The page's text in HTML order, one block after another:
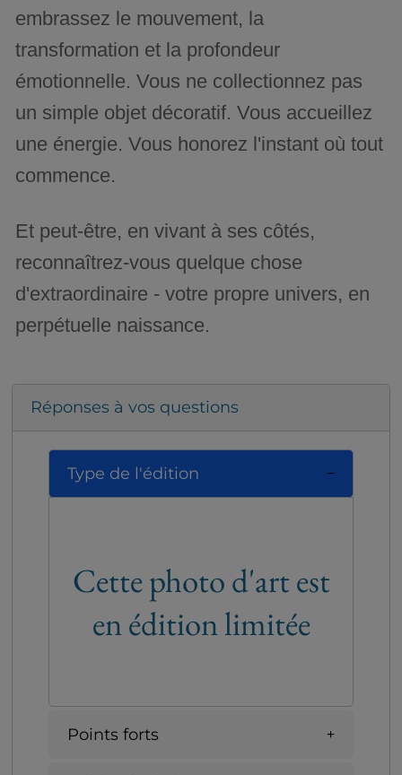
embrassez le mouvement, la
transformation et la profondeur
émotionnelle. Vous ne collectionnez pas
un simple objet décoratif. Vous accueillez
une énergie. Vous honorez l'instant où tout
commence.
Et peut-être, en vivant à ses côtés,
reconnaîtrez-vous quelque chose
d'extraordinaire - votre propre univers, en
perpétuelle naissance.
Réponses à vos questions
Type de l'édition
Cette photo d'art est
en édition limitée
Points forts